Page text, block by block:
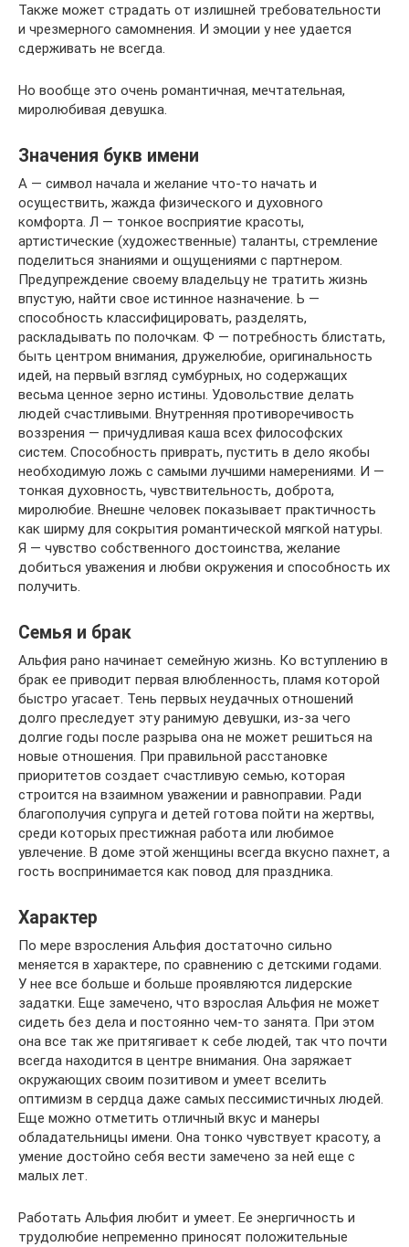
Также может страдать от излишней требовательности
и чрезмерного самомнения. И эмоции у нее удается
сдерживать не всегда.
Но вообще это очень романтичная, мечтательная,
миролюбивая девушка.
Значения букв имени
А — символ начала и желание что-то начать и
осуществить, жажда физического и духовного
комфорта. Л — тонкое восприятие красоты,
артистические (художественные) таланты, стремление
поделиться знаниями и ощущениями с партнером.
Предупреждение своему владельцу не тратить жизнь
впустую, найти свое истинное назначение. Ь —
способность классифицировать, разделять,
раскладывать по полочкам. Ф — потребность блистать,
быть центром внимания, дружелюбие, оригинальность
идей, на первый взгляд сумбурных, но содержащих
весьма ценное зерно истины. Удовольствие делать
людей счастливыми. Внутренняя противоречивость
воззрения — причудливая каша всех философских
систем. Способность приврать, пустить в дело якобы
необходимую ложь с самыми лучшими намерениями. И —
тонкая духовность, чувствительность, доброта,
миролюбие. Внешне человек показывает практичность
как ширму для сокрытия романтической мягкой натуры.
Я — чувство собственного достоинства, желание
добиться уважения и любви окружения и способность их
получить.
Семья и брак
Альфия рано начинает семейную жизнь. Ко вступлению в
брак ее приводит первая влюбленность, пламя которой
быстро угасает. Тень первых неудачных отношений
долго преследует эту ранимую девушки, из-за чего
долгие годы после разрыва она не может решиться на
новые отношения. При правильной расстановке
приоритетов создает счастливую семью, которая
строится на взаимном уважении и равноправии. Ради
благополучия супруга и детей готова пойти на жертвы,
среди которых престижная работа или любимое
увлечение. В доме этой женщины всегда вкусно пахнет, а
гость воспринимается как повод для праздника.
Характер
По мере взросления Альфия достаточно сильно
меняется в характере, по сравнению с детскими годами.
У нее все больше и больше проявляются лидерские
задатки. Еще замечено, что взрослая Альфия не может
сидеть без дела и постоянно чем-то занята. При этом
она все так же притягивает к себе людей, так что почти
всегда находится в центре внимания. Она заряжает
окружающих своим позитивом и умеет вселить
оптимизм в сердца даже самых пессимистичных людей.
Еще можно отметить отличный вкус и манеры
обладательницы имени. Она тонко чувствует красоту, а
умение достойно себя вести замечено за ней еще с
малых лет.
Работать Альфия любит и умеет. Ее энергичность и
трудолюбие непременно приносят положительные